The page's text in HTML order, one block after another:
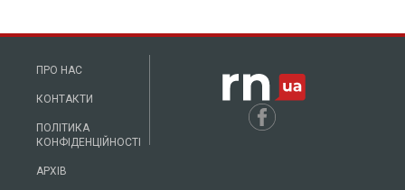
ПРО НАС
КОНТАКТИ
ПОЛІТИКА
КОНФІДЕНЦІЙНОСТІ
АРХІВ